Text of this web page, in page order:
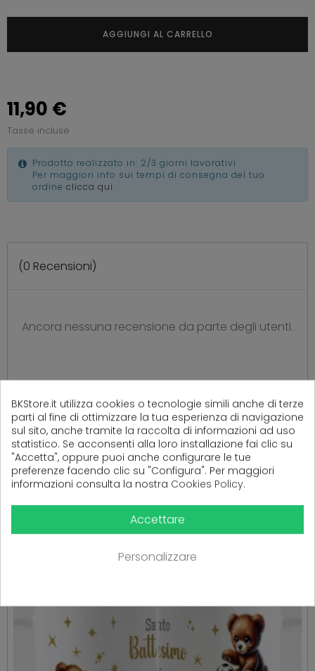
AGGIUNGI AL CARRELLO
11,90 €
Tasse incluse
Prodotto realizzato in: 2/3 giorni lavorativi
Per maggiori info sui tempi di consegna del tuo
ordine clicca qui.
(0 Recensioni)
Ancora nessuna recensione da parte degli utenti.
PRODOTTI CORRELATI
( 16 altri prodotti nella stessa categoria )
BKStore.it utilizza cookies o tecnologie simili anche di terze
parti al fine di ottimizzare la tua esperienza di navigazione
sul sito, anche tramite la raccolta di informazioni ad uso
statistico. Se acconsenti alla loro installazione fai clic su
"Accetta", oppure puoi anche configurare le tue
preferenze facendo clic su "Configura". Per maggiori
informazioni consulta la nostra Cookies Policy.
Accettare
Personalizzare